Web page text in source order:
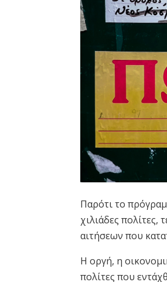
Παρότι το
χιλιάδες
αιτήσεων που
Η οργή, η
πολίτες που